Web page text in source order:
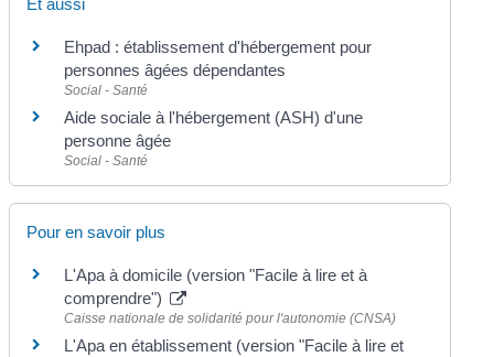
Ehpad : établissement d'hébergement pour
personnes âgées dépendantes
Social - Santé
Aide sociale à l'hébergement (ASH) d'une
personne âgée
Social - Santé
Pour en savoir plus
L'Apa à domicile (version "Facile à lire et à
comprendre")
Caisse nationale de solidarité pour l'autonomie (CNSA)
L'Apa en établissement (version "Facile à lire et